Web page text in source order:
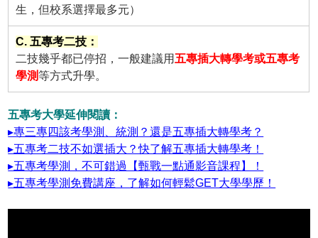
生，但校系選擇最多元）
C. 五專考二技：
二技幾乎都已停招，一般建議用五專插大轉學考或五專考
學測等方式升學。
五專考大學延伸閱讀：
▸專三專四該考學測、統測？還是五專插大轉學考？
▸五專考二技不如選插大？快了解五專插大轉學考！
▸五專考學測，不可錯過【甄戰一點通影音課程】！
▸五專考學測免費講座，了解如何輕鬆GET大學學歷！